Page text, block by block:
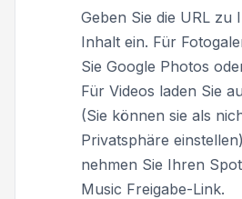
Geben Sie die URL zu
Inhalt ein. Für
Sie Google Photos
Für Videos laden Sie
(Sie können sie als
Privatsphäre
nehmen Sie Ihren
Music Freigabe-Link.